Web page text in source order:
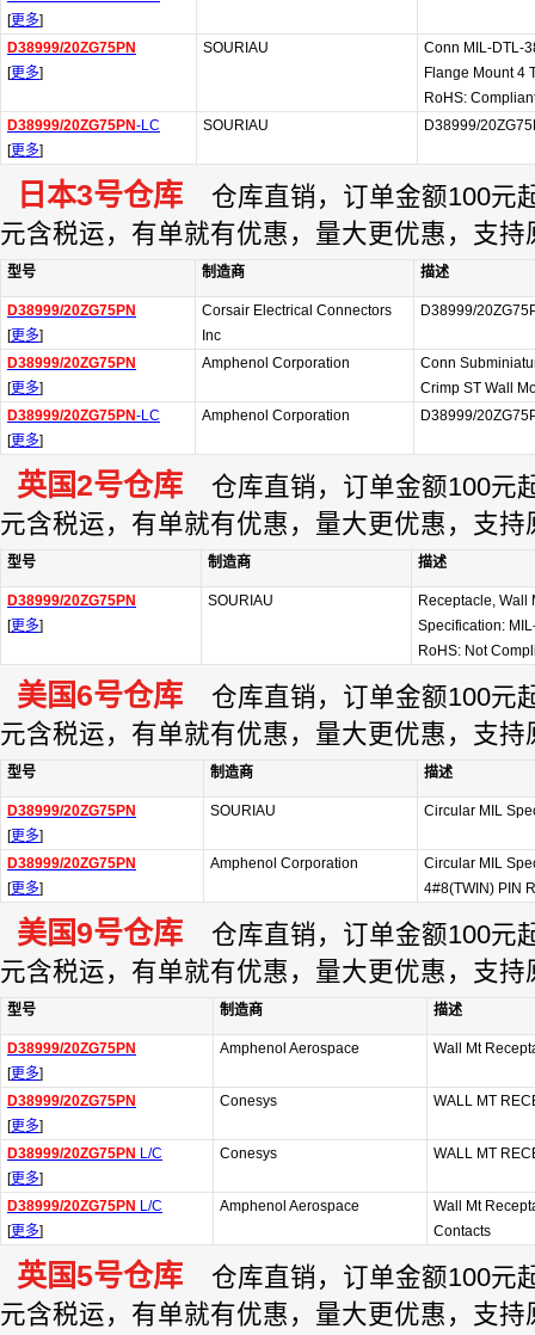
[更多]
D38999/20ZG75PN
[更多]
SOURIAU
Conn MIL-DTL-
Flange Mount 4
RoHS:
D38999/20ZG75PN-LC
[更多]
SOURIAU D38999/
日本3号仓库 仓库直销，订单金额100元
元含税运，有单就有优惠，量大更优惠，支持
型号 制造商 描述
D38999/20ZG75PN
[更多]
Corsair Electrical Connectors
Inc
D38999/
D38999/20ZG75PN
[更多]
Amphenol Corporation
Conn
Crimp ST Wall
D38999/20ZG75PN-LC
[更多]
Amphenol Corporation D38999/
英国2号仓库 仓库直销，订单金额100元
元含税运，有单就有优惠，量大更优惠，支持
型号 制造商 描述
D38999/20ZG75PN
[更多]
SOURIAU
Receptacle, Wall
Specification:
RoHS: Not
美国6号仓库 仓库直销，订单金额100元
元含税运，有单就有优惠，量大更优惠，支持
型号 制造商 描述
D38999/20ZG75PN
[更多]
SOURIAU Circular MIL
D38999/20ZG75PN
[更多]
Amphenol Corporation
Circular MIL
4#8(TWIN) PIN
美国9号仓库 仓库直销，订单金额100元
元含税运，有单就有优惠，量大更优惠，支持
型号 制造商 描述
D38999/20ZG75PN
[更多]
Amphenol Aerospace Wall Mt
D38999/20ZG75PN
[更多]
Conesys WALL MT
D38999/20ZG75PN L/C
[更多]
Conesys WALL MT
D38999/20ZG75PN L/C
[更多]
Amphenol Aerospace
Wall Mt
Contacts
英国5号仓库 仓库直销，订单金额100元
元含税运，有单就有优惠，量大更优惠，支持